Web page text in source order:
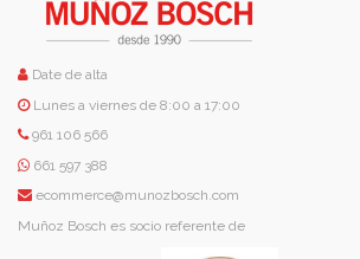
Date de alta
Lunes a viernes de 8:00 a 17:00
961 106 566
661 597 388
ecommerce@munozbosch.com
Muñoz Bosch es socio referente de